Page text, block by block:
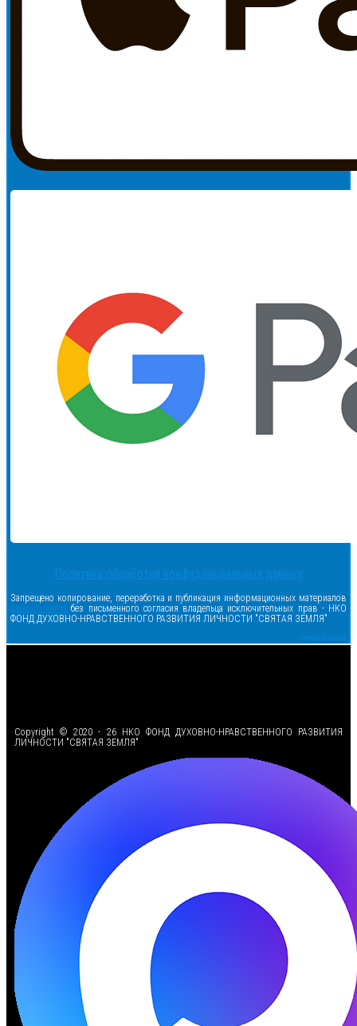
Политика обработки конфиденциальных данных
Запрещено копирование, переработка и публикация информационных материалов
данного сайта без письменного согласия владельца исключительных прав - НКО
ФОНД ДУХОВНО-НРАВСТВЕННОГО РАЗВИТИЯ ЛИЧНОСТИ "СВЯТАЯ ЗЕМЛЯ"
Сделано в samsite
Copyright © 2020 - 26 НКО ФОНД ДУХОВНО-НРАВСТВЕННОГО РАЗВИТИЯ
ЛИЧНОСТИ "СВЯТАЯ ЗЕМЛЯ"